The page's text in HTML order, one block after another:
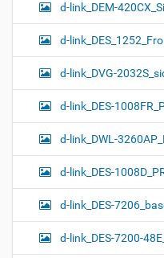
d-link_DEM-
d-
d-link_DVG-
d-link_DES-
d-link_DWL-
d-link_DES-
d-link_DES-
d-link_DES-7200-